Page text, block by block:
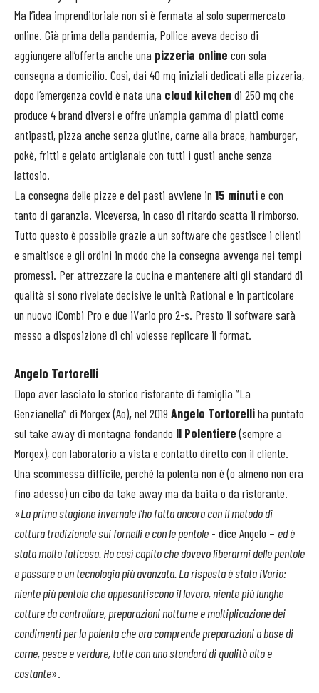
Ma l’idea imprenditoriale non si è fermata al solo supermercato
online. Già prima della pandemia, Pollice aveva deciso di
aggiungere all’offerta anche una pizzeria online con sola
consegna a domicilio. Così, dai 40 mq iniziali dedicati alla pizzeria,
dopo l’emergenza covid è nata una cloud kitchendi 250 mq che
produce 4 brand diversi e offre un’ampia gamma di piatti come
antipasti, pizza anche senza glutine, carne alla brace, hamburger,
pokè, fritti e gelato artigianale con tutti i gusti anche senza
lattosio.
La consegna delle pizze e dei pasti avviene in 15 minutie con
tanto di garanzia. Viceversa, in caso di ritardo scatta il rimborso.
Tutto questo è possibile grazie a un software che gestisce i clienti
e smaltisce e gli ordini in modo che la consegna avvenga nei tempi
promessi. Per attrezzare la cucina e mantenere alti gli standard di
qualità si sono rivelate decisive le unità Rational e in particolare
un nuovo iCombi Pro e due iVario pro 2-s. Presto il software sarà
messo a disposizione di chi volesse replicare il format.
Angelo Tortorelli
Dopo aver lasciato lo storico ristorante di famiglia “La
Genzianella” di Morgex (Ao),nel 2019 Angelo Tortorelliha puntato
sul take away di montagna fondando Il Polentiere(sempre a
Morgex), con laboratorio a vista e contatto diretto con il cliente.
Una scommessa difficile, perché la polenta non è (o almeno non era
fino adesso) un cibo da take away ma da baita o da ristorante.
«La prima stagione invernale l’ho fatta ancora con il metodo di
cottura tradizionale sui fornelli e con le pentole - dice Angelo – ed è
stata molto faticosa. Ho così capito che dovevo liberarmi delle pentole
e passare a un tecnologia più avanzata. La risposta è stata iVario:
niente più pentole che appesantiscono il lavoro, niente più lunghe
cotture da controllare, preparazioni notturne e moltiplicazione dei
condimenti per la polenta che ora comprende preparazioni a base di
carne, pesce e verdure, tutte con uno standard di qualità alto e
costante».